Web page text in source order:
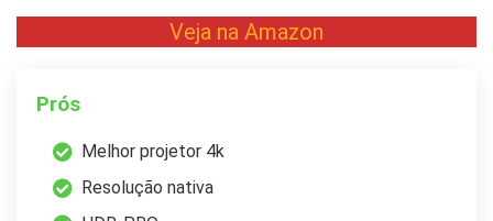
Veja na Amazon
Prós
Melhor projetor 4k
Resolução nativa